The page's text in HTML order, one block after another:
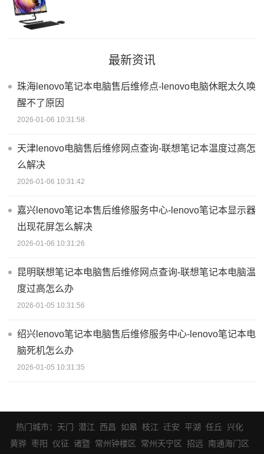
最新资讯
珠海lenovo笔记本电脑售后维修点-lenovo电脑休眠太久唤
醒不了原因
2026-01-06 10:31:58
天津lenovo电脑售后维修网点查询-联想笔记本温度过高怎
么解决
2026-01-06 10:31:42
嘉兴lenovo笔记本售后维修服务中心-lenovo笔记本显示器
出现花屏怎么解决
2026-01-06 10:31:26
昆明联想笔记本电脑售后维修网点查询-联想笔记本电脑温
度过高怎么办
2026-01-05 10:31:56
绍兴lenovo笔记本电脑售后维修服务中心-lenovo笔记本电
脑死机怎么办
2026-01-05 10:31:35
热门城市： 天门 潜江 西昌 如皋 枝江 迁安 平湖 任丘
兴化
黄骅 枣阳 仪征 诸暨 常州钟楼区 常州天宁区 招远 南通海门区